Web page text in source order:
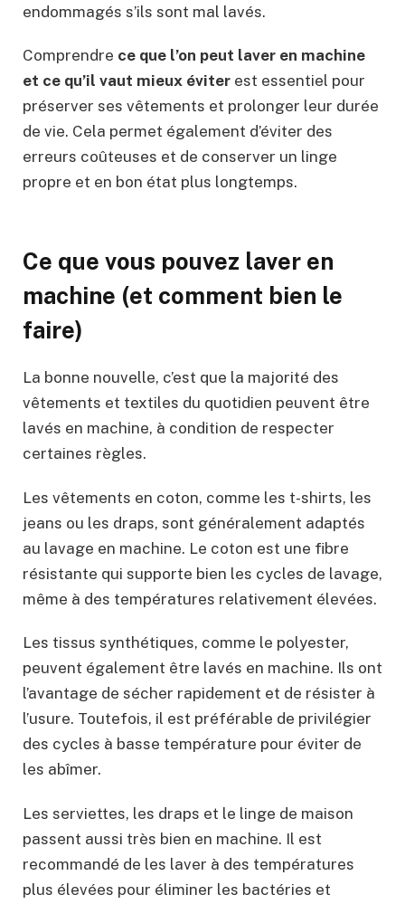
endommagés s’ils sont mal lavés.
Comprendre ce que l’on peut laver en machine
et ce qu’il vaut mieux éviter est essentiel pour
préserver ses vêtements et prolonger leur durée
de vie. Cela permet également d’éviter des
erreurs coûteuses et de conserver un linge
propre et en bon état plus longtemps.
Ce que vous pouvez laver en
machine (et comment bien le
faire)
La bonne nouvelle, c’est que la majorité des
vêtements et textiles du quotidien peuvent être
lavés en machine, à condition de respecter
certaines règles.
Les vêtements en coton, comme les t-shirts, les
jeans ou les draps, sont généralement adaptés
au lavage en machine. Le coton est une fibre
résistante qui supporte bien les cycles de lavage,
même à des températures relativement élevées.
Les tissus synthétiques, comme le polyester,
peuvent également être lavés en machine. Ils ont
l’avantage de sécher rapidement et de résister à
l’usure. Toutefois, il est préférable de privilégier
des cycles à basse température pour éviter de
les abîmer.
Les serviettes, les draps et le linge de maison
passent aussi très bien en machine. Il est
recommandé de les laver à des températures
plus élevées pour éliminer les bactéries et